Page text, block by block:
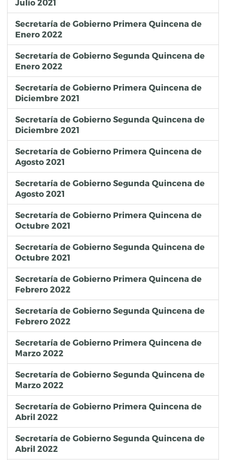
Julio 2021
Secretaría de Gobierno Primera Quincena de
Enero 2022
Secretaría de Gobierno Segunda Quincena de
Enero 2022
Secretaría de Gobierno Primera Quincena de
Diciembre 2021
Secretaría de Gobierno Segunda Quincena de
Diciembre 2021
Secretaría de Gobierno Primera Quincena de
Agosto 2021
Secretaría de Gobierno Segunda Quincena de
Agosto 2021
Secretaría de Gobierno Primera Quincena de
Octubre 2021
Secretaría de Gobierno Segunda Quincena de
Octubre 2021
Secretaría de Gobierno Primera Quincena de
Febrero 2022
Secretaría de Gobierno Segunda Quincena de
Febrero 2022
Secretaría de Gobierno Primera Quincena de
Marzo 2022
Secretaría de Gobierno Segunda Quincena de
Marzo 2022
Secretaría de Gobierno Primera Quincena de
Abril 2022
Secretaría de Gobierno Segunda Quincena de
Abril 2022